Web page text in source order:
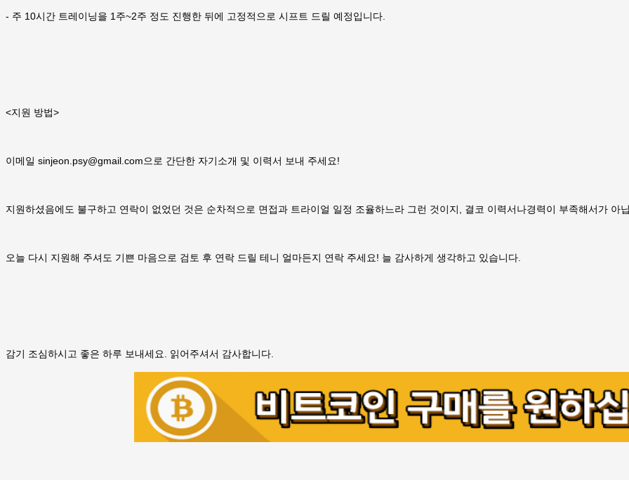
- 주 10시간 트레이닝을 1주~2주 정도 진행한 뒤에 고정적으로 시프트 드릴 예정입니다.
<지원 방법>
이메일 sinjeon.psy@gmail.com으로 간단한 자기소개 및 이력서 보내 주세요!
지원하셨음에도 불구하고 연락이 없었던 것은 순차적으로 면접과 트라이얼 일정 조율하느라 그런 것이지, 결코 이력서나경력이 부족해서가 아
오늘 다시 지원해 주셔도 기쁜 마음으로 검토 후 연락 드릴 테니 얼마든지 연락 주세요! 늘 감사하게 생각하고 있습니다.
감기 조심하시고 좋은 하루 보내세요. 읽어주셔서 감사합니다.